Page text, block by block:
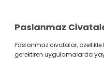
Paslanmaz civatalar, özellikle
gerektiren uygulamalarda